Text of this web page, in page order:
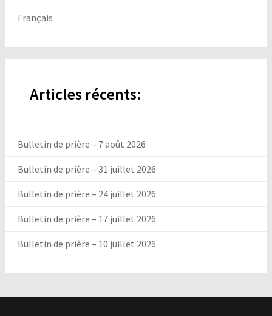
Français
Articles récents:
Bulletin de prière – 7 août 2026
Bulletin de prière – 31 juillet 2026
Bulletin de prière – 24 juillet 2026
Bulletin de prière – 17 juillet 2026
Bulletin de prière – 10 juillet 2026